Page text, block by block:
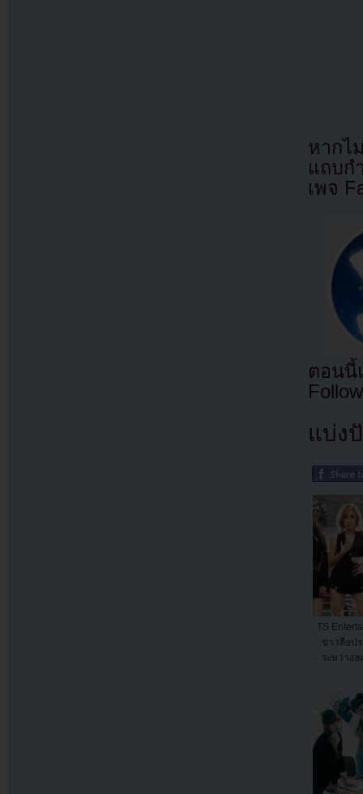
หากไ
แถบก
เพจ
ตอนนี้
แบ่ง
TS
ข่าวลือป
ระหว่าง